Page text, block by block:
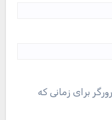
برای زمانی که